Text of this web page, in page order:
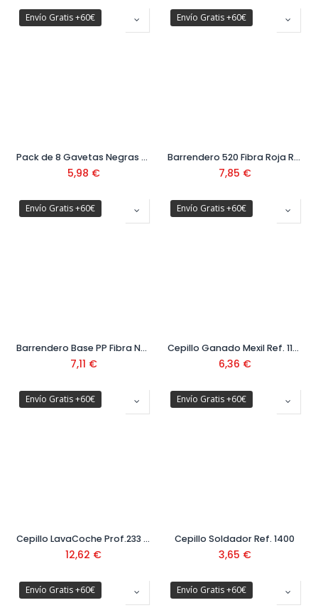
Envío Gratis +60€
Pack de 8 Gavetas Negras Ref. 1-94-468
5,98 €
Envío Gratis +60€
Barrendero 520 Fibra Roja Ref. 1505
7,85 €
Envío Gratis +60€
Barrendero Base PP Fibra Negra
7,11 €
Envío Gratis +60€
Cepillo Ganado Mexil Ref. 1109
6,36 €
Envío Gratis +60€
Cepillo LavaCoche Prof.233 Nylon Plumado Ref. 1233
12,62 €
Envío Gratis +60€
Cepillo Soldador Ref. 1400
3,65 €
Envío Gratis +60€ Envío Gratis +60€